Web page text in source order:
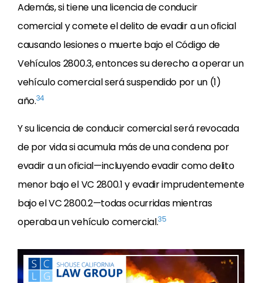
Además, si tiene una licencia de conducir
comercial y comete el delito de evadir a un oficial
causando lesiones o muerte bajo el Código de
Vehículos 2800.3, entonces su derecho a operar un
vehículo comercial será suspendido por un (1)
año.34
Y su licencia de conducir comercial será revocada
de por vida si acumula más de una condena por
evadir a un oficial—incluyendo evadir como delito
menor bajo el VC 2800.1 y evadir imprudentemente
bajo el VC 2800.2—todas ocurridas mientras
operaba un vehículo comercial.35